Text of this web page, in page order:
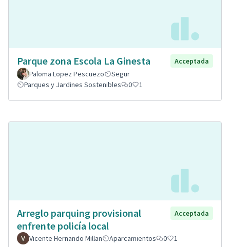
Parque zona Escola La Ginesta
Acceptada
Paloma Lopez Pescuezo
Segur
Parques y Jardines Sostenibles
0 1
Arreglo parquing provisional
enfrente policía local
Acceptada
Vicente Hernando Millan Aparcamientos 0 1